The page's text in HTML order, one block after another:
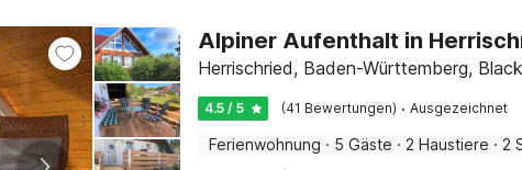
Alpiner Aufenthalt in
Herrischried, Baden-Württemberg,
4.5 / 5 (41 Bewertungen) · Ausgezeichnet
Ferienwohnung · 5 Gäste · 2 Haustiere · 2